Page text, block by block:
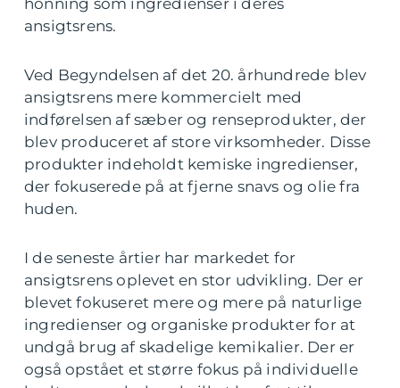
ansigtsrens.
Ved Begyndelsen af det 20. århundrede blev
ansigtsrens mere kommercielt med
indførelsen af sæber og renseprodukter, der
blev produceret af store virksomheder. Disse
produkter indeholdt kemiske ingredienser,
der fokuserede på at fjerne snavs og olie fra
huden.
I de seneste årtier har markedet for
ansigtsrens oplevet en stor udvikling. Der er
blevet fokuseret mere og mere på naturlige
ingredienser og organiske produkter for at
undgå brug af skadelige kemikalier. Der er
også opstået et større fokus på individuelle